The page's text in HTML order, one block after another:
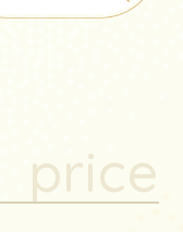
price